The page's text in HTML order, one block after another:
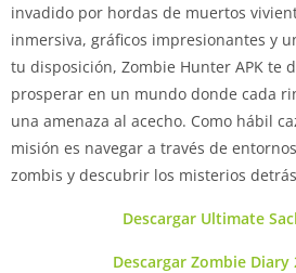
invadido por hordas de muertos
inmersiva, gráficos impresionantes y
tu disposición, Zombie Hunter APK te
prosperar en un mundo donde cada
una amenaza al acecho. Como hábil
misión es navegar a través de
zombis y descubrir los misterios
Descargar Ultimate
Descargar Zombie Diary